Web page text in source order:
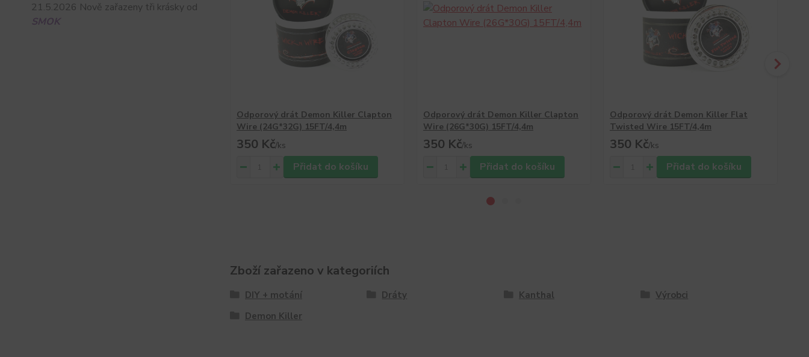
21.5.2026 Nově zařazeny tři krásky od
SMOK
Odporový drát Demon Killer Clapton
Wire (24G*32G) 15FT/4,4m
350 Kč/ks
Přidat do košíku
Odporový drát Demon Killer Clapton
Wire (26G*30G) 15FT/4,4m
350 Kč/ks
Přidat do košíku
Odporový drát Demon Killer Flat
Twisted Wire 15FT/4,4m
350 Kč/ks
Přidat do košíku
Zboží zařazeno v kategoriích
DIY + motání Dráty Kanthal
Výrobci
Demon Killer